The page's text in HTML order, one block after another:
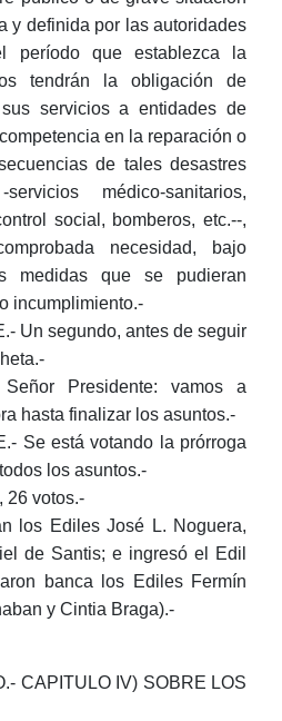
y definida por las autoridades
período que establezca la
tendrán la obligación de
sus servicios a entidades de
en la reparación o
de tales desastres
médico-sanitarios,
social, bomberos, etc.--,
necesidad, bajo
medidas que se pudieran
incumplimiento.-
Un segundo, antes de seguir
Señor Presidente: vamos a
hasta finalizar los asuntos.-
Se está votando la prórroga
los asuntos.-
26 votos.-
los Ediles José L. Noguera,
de Santis; e ingresó el Edil
banca los Ediles Fermín
y Cintia Braga).-
CAPITULO IV) SOBRE LOS